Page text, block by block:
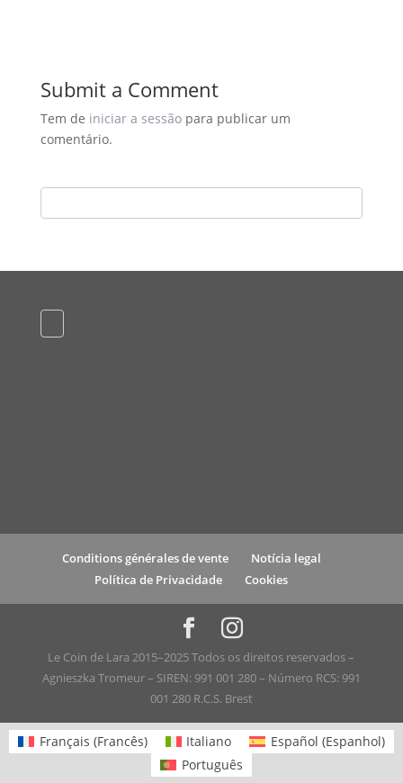
Submit a Comment
Tem de iniciar a sessãopara publicar um
comentário.
Conditions générales de vente
Notícia legal
Política de Privacidade
Cookies
Le Coin de Lara 2015–2025 Todos os direitos reservados –
Agnieszka Tromeur – SIREN: 991 001 280 – Número RCS: 991
001 280 R.C.S. Brest
Français (Francês) Italiano Español (Espanhol)
Português